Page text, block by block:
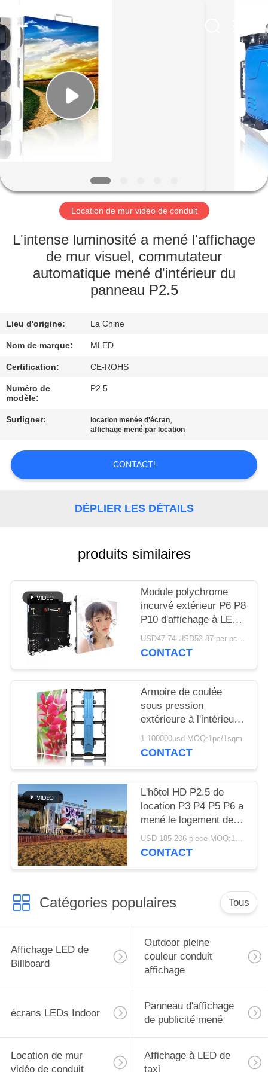
MAISON
PRODUITS
AU
SUJET
DE
NOUS
VISITE
D'USINE
CONTRÔLE
QUALITÉ
COMPANY
NEWS
PLAN
DU
SITE
optoelectronics
co.,
LTD.
Rights
Reserved.
Location de mur vidéo de conduit
L'intense luminosité a mené l'affichage
de mur visuel, commutateur
automatique mené d'intérieur du
panneau P2.5
Lieu d'origine: La Chine
Nom de marque: MLED
Certification: CE-ROHS
Numéro de
modèle:
P2.5
Surligner: location menée d'écran,
affichage mené par location
CONTACT!
DÉPLIER LES DÉTAILS
produits similaires
Module polychrome
incurvé extérieur P6 P8
P10 d'affichage à LED
de service avant avec
l'aimant
USD47.74-USD52.87 per pc MOQ:1PC
CONTACT
Armoire de coulée
sous pression
extérieure à l'intérieur
de différentes tailles P2
P3 P4 P5 P6 P8 P10
1-100000usd MOQ:1pc/1sqm
CONTACT
L'hôtel HD P2.5 de
location P3 P4 P5 P6 a
mené le logement de
panneaux/location
menée de mur
USD 185-206 piece MOQ:1piece
CONTACT
Catégories populaires Tous
Affichage LED de
Billboard
Outdoor pleine
couleur conduit
affichage
écrans LEDs Indoor
Panneau d'affichage
de publicité mené
Location de mur
vidéo de conduit
Affichage à LED de
taxi